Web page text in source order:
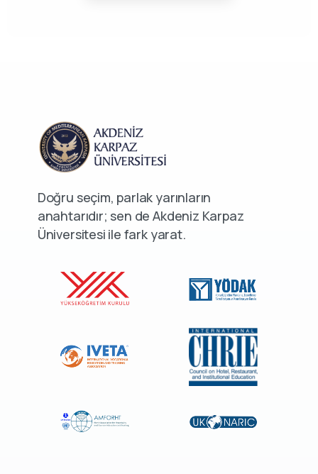
Doğru seçim, parlak yarınların
anahtarıdır; sen de Akdeniz Karpaz
Üniversitesi ile fark yarat.